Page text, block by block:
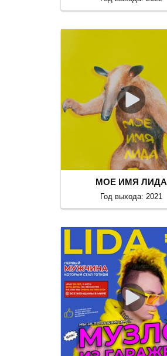
МОЕ ИМЯ ЛИДА
Год выхода: 2021